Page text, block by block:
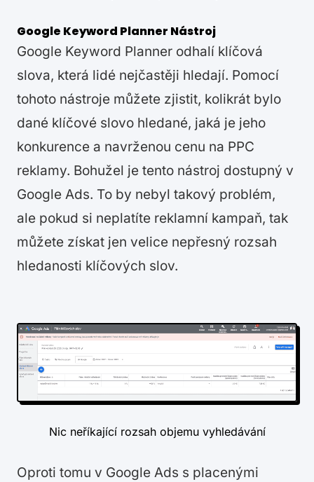
Google Keyword Planner Nástroj
Google Keyword Planner odhalí klíčová
slova, která lidé nejčastěji hledají. Pomocí
tohoto nástroje můžete zjistit, kolikrát bylo
dané klíčové slovo hledané, jaká je jeho
konkurence a navrženou cenu na PPC
reklamy. Bohužel je tento nástroj dostupný v
Google Ads. To by nebyl takový problém,
ale pokud si neplatíte reklamní kampaň, tak
můžete získat jen velice nepřesný rozsah
hledanosti klíčových slov.
Nic neříkající rozsah objemu vyhledávání
Oproti tomu v Google Ads s placenými